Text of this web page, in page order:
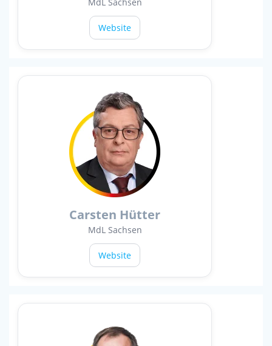
Website
Carsten Hütter
MdL Sachsen
Website